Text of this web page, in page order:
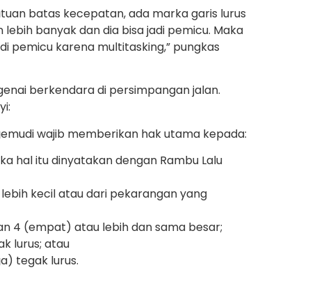
batas kecepatan, ada marka garis lurus
banyak dan dia bisa jadi pemicu. Maka
pemicu karena multitasking,” pungkas
berkendara di persimpangan jalan.
wajib memberikan hak utama kepada:
hal itu dinyatakan dengan Rambu Lalu
kecil atau dari pekarangan yang
4 (empat) atau lebih dan sama besar;
lurus; atau
tegak lurus.